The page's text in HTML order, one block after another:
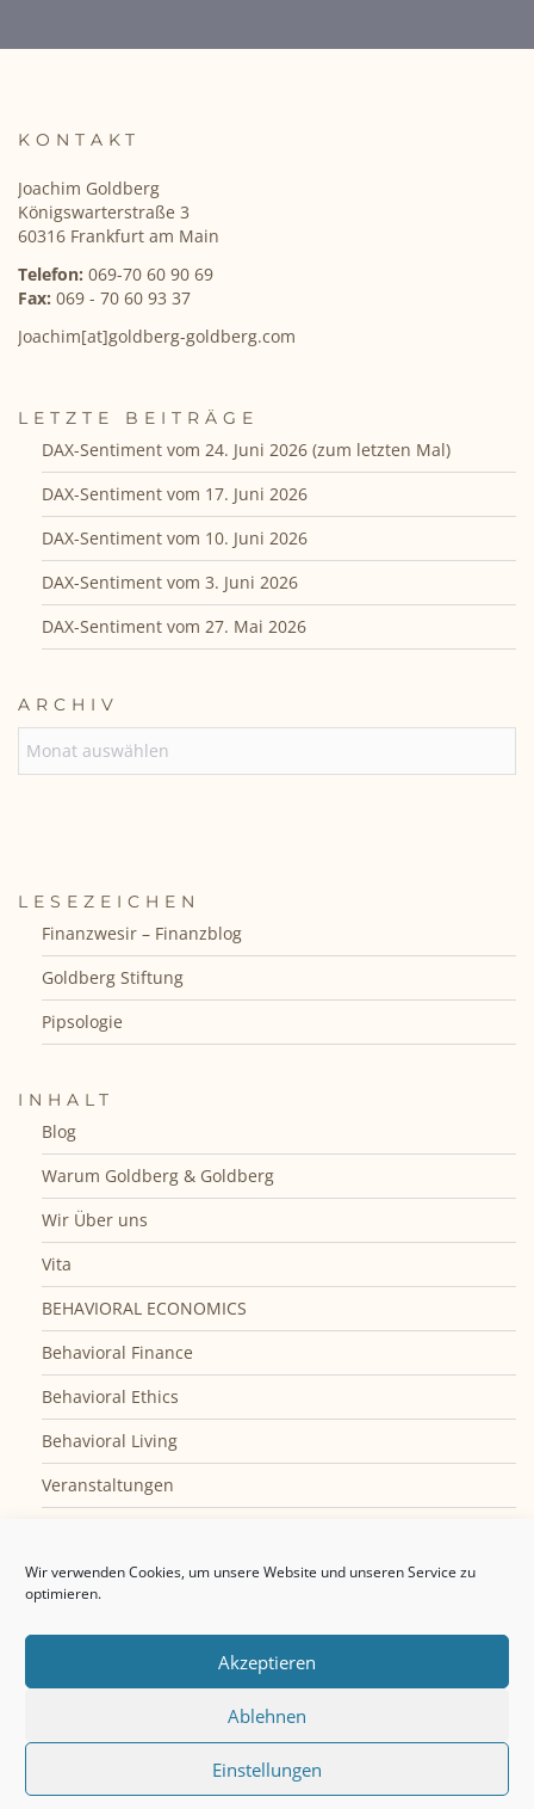
Wir verwenden Cookies, um unsere Website und unseren Service zu
optimieren.
Akzeptieren
Ablehnen
Einstellungen
KONTAKT
Joachim Goldberg
Königswarterstraße 3
60316 Frankfurt am Main
Telefon: 069-70 60 90 69
Fax: 069 - 70 60 93 37
Joachim[at]goldberg-goldberg.com
LETZTE BEITRÄGE
DAX-Sentiment vom 24. Juni 2026 (zum letzten Mal)
DAX-Sentiment vom 17. Juni 2026
DAX-Sentiment vom 10. Juni 2026
DAX-Sentiment vom 3. Juni 2026
DAX-Sentiment vom 27. Mai 2026
ARCHIV
LESEZEICHEN
Finanzwesir – Finanzblog
Goldberg Stiftung
Pipsologie
INHALT
Blog
Warum Goldberg & Goldberg
Wir Über uns
Vita
BEHAVIORAL ECONOMICS
Behavioral Finance
Behavioral Ethics
Behavioral Living
Veranstaltungen
Impressum
© 2026 Joachim Goldberg